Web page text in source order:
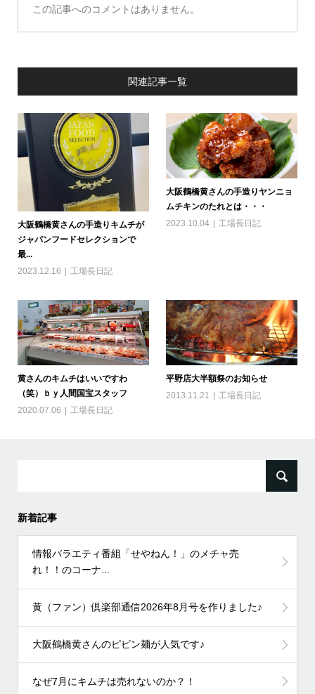
この記事へのコメントはありません。
関連記事一覧
大阪鶴橋黄さんの手造りキムチが
ジャパンフードセレクションで
最...
2023.12.16
工場長日記
大阪鶴橋黄さんの手造りヤンニョ
ムチキンのたれとは・・・
2023.10.04
工場長日記
黄さんのキムチはいいですわ
（笑）ｂｙ人間国宝スタッフ
2020.07.06
工場長日記
平野店大半額祭のお知らせ
2013.11.21
工場長日記
新着記事
情報バラエティ番組「せやねん！」のメチャ売
れ！！のコーナ...
黄（ファン）倶楽部通信2026年8月号を作りました♪
大阪鶴橋黄さんのピビン麺が人気です♪
なぜ7月にキムチは売れないのか？！